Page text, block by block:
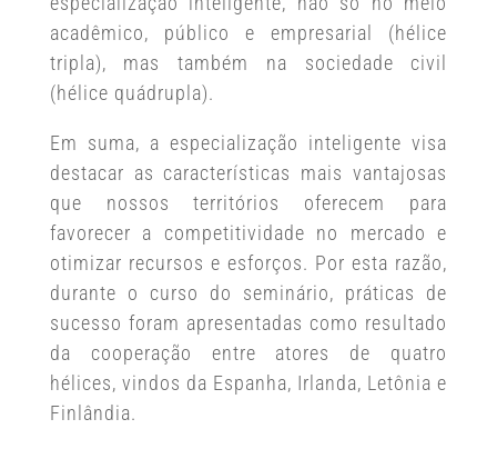
acadêmico, público e empresarial (hélice
tripla), mas também na sociedade civil
(hélice quádrupla).
Em suma, a especialização inteligente visa
destacar as características mais vantajosas
que nossos territórios oferecem para
favorecer a competitividade no mercado e
otimizar recursos e esforços. Por esta razão,
durante o curso do seminário, práticas de
sucesso foram apresentadas como resultado
da cooperação entre atores de quatro
hélices, vindos da Espanha, Irlanda, Letônia e
Finlândia.